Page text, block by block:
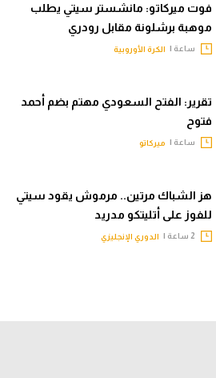
فوت ميركاتو: مانشستر سيتي يطلب
موهبة برشلونة مقابل رودري
ساعة | الكرة الأوروبية
تقرير: الفتح السعودي مهتم بضم أحمد
فتوح
ساعة | ميركاتو
هز الشباك مرتين.. مرموش يقود سيتي
للفوز على أتليتكو مدريد
الدوري الإنجليزي